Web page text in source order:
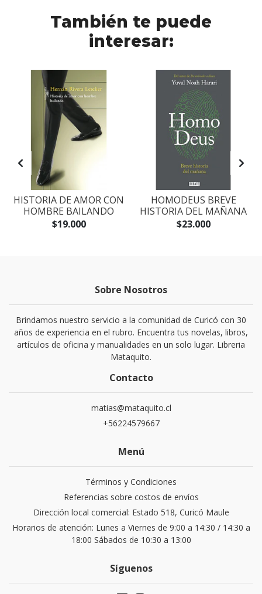
También te puede
interesar:
HISTORIA DE AMOR CON
HOMBRE BAILANDO
$19.000
HOMODEUS BREVE
HISTORIA DEL MAÑANA
$23.000
Sobre Nosotros
Brindamos nuestro servicio a la comunidad de Curicó con 30
años de experiencia en el rubro. Encuentra tus novelas, libros,
artículos de oficina y manualidades en un solo lugar. Libreria
Mataquito.
Contacto
matias@mataquito.cl
+56224579667
Menú
Términos y Condiciones
Referencias sobre costos de envíos
Dirección local comercial: Estado 518, Curicó Maule
Horarios de atención: Lunes a Viernes de 9:00 a 14:30 / 14:30 a
18:00 Sábados de 10:30 a 13:00
Síguenos